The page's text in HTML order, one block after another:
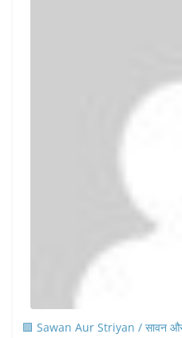
🟩 Sawan Aur Striyan / सावन और